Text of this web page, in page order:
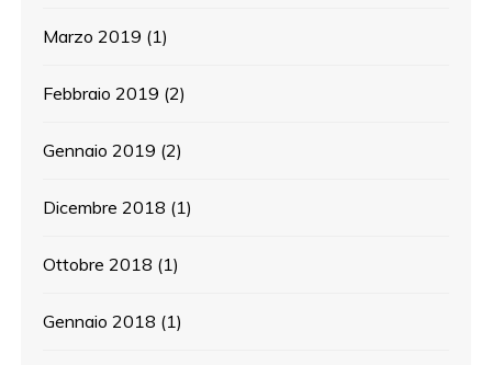
Marzo 2019 (1)
Febbraio 2019 (2)
Gennaio 2019 (2)
Dicembre 2018 (1)
Ottobre 2018 (1)
Gennaio 2018 (1)